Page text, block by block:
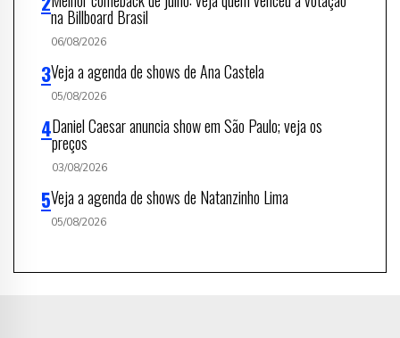
na Billboard Brasil
06/08/2026
Veja a agenda de shows de Ana Castela
05/08/2026
Daniel Caesar anuncia show em São Paulo; veja os
preços
03/08/2026
Veja a agenda de shows de Natanzinho Lima
05/08/2026